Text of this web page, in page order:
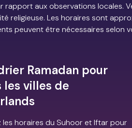
rapport aux observations locales.
religieuse. Les horaires sont
peuvent être nécessaires selon
Ramadan pour
les villes de
les horaires du Suhoor et Iftar pour